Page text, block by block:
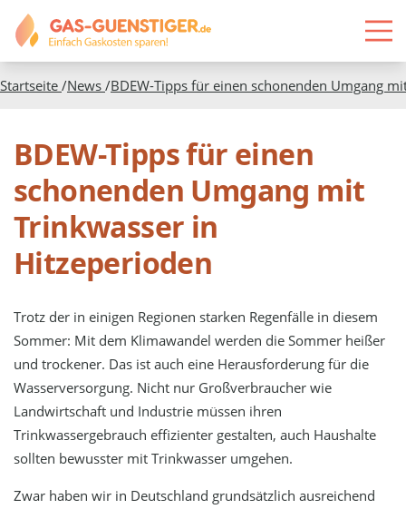
Startseite /News /BDEW-Tipps für einen schonenden Umgang
BDEW-Tipps für einen
schonenden Umgang mit
Trinkwasser in
Hitzeperioden
Trotz der in einigen Regionen starken Regenfälle in diesem
Sommer: Mit dem Klimawandel werden die Sommer heißer
und trockener. Das ist auch eine Herausforderung für die
Wasserversorgung. Nicht nur Großverbraucher wie
Landwirtschaft und Industrie müssen ihren
Trinkwassergebrauch effizienter gestalten, auch Haushalte
sollten bewusster mit Trinkwasser umgehen.
Zwar haben wir in Deutschland grundsätzlich ausreichend